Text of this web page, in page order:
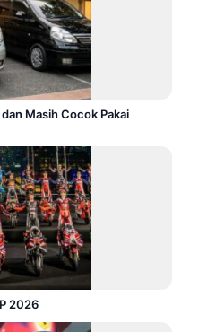
Masih Cocok Pakai
2026